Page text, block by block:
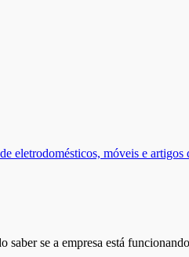
eletrodomésticos, móveis e artigos
se a empresa está